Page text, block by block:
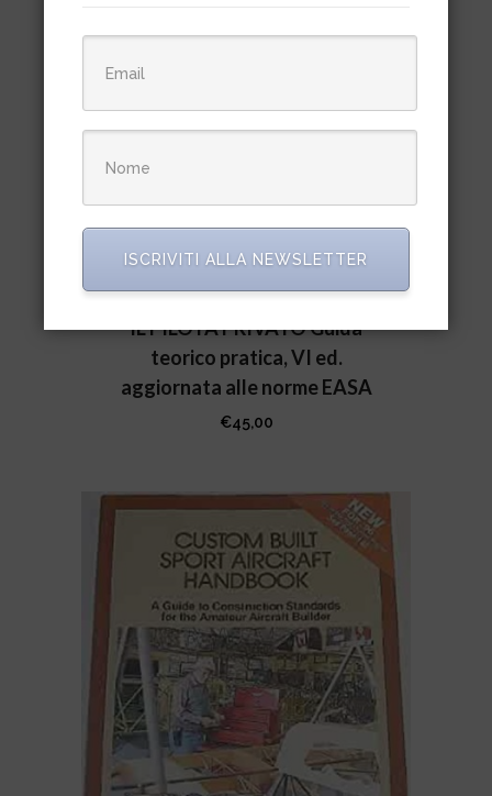
IL PILOTA PRIVATO Guida
teorico pratica, VI ed.
aggiornata alle norme EASA
€45,00
ISCRIVITI ALLA NEWSLETTER